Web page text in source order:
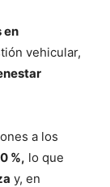
en
vehicular,
a los
%, lo que
y, en